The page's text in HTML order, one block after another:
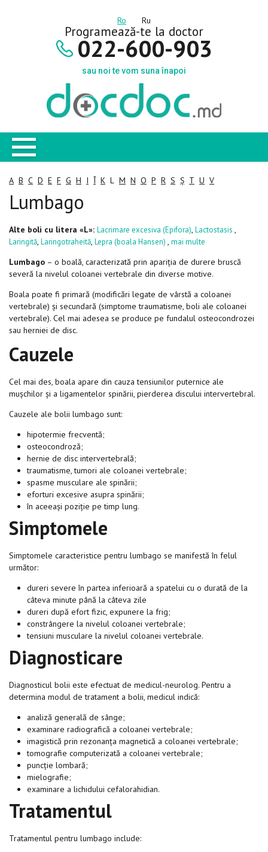
Ro Ru
Programează-te la doctor
022-600-903
sau noi te vom suna înapoi
A B C D E F G H I Î K L M N O P R S Ș T U V
Lumbago
Alte boli cu litera «L»: Lacrimare excesiva (Epifora), Lactostasis ,
Laringită, Laringotraheită, Lepra (boala Hansen) , mai multe
Lumbago – o boală, caracterizată prin apariția de durere bruscă
severă la nivelul coloanei vertebrale din diverse motive.
Boala poate fi primară (modificări legate de vârstă a coloanei
vertebrale) și secundară (simptome traumatisme, boli ale coloanei
vertebrale). Cel mai adesea se produce pe fundalul osteocondrozei
sau herniei de disc.
Cauzele
Cel mai des, boala apare din cauza tensiunilor puternice ale
mușchilor și a ligamentelor spinării, pierderea discului intervertebral.
Cauzele ale bolii lumbago sunt:
hipotermie frecventă;
osteocondroză;
hernie de disc intervertebrală;
traumatisme, tumori ale coloanei vertebrale;
spasme musculare ale spinării;
eforturi excesive asupra spinării;
în aceeași poziție pe timp lung.
Simptomele
Simptomele caracteristice pentru lumbago se manifestă în felul
următor:
dureri severe în partea inferioară a spatelui cu o durată de la
câteva minute până la câteva zile
dureri după efort fizic, expunere la frig;
constrângere la nivelul coloanei vertebrale;
tensiuni musculare la nivelul coloanei vertebrale.
Diagnosticare
Diagnosticul bolii este efectuat de medicul-neurolog. Pentru a
determina modul de tratament a bolii, medicul indică:
analiză generală de sânge;
examinare radiografică a coloanei vertebrale;
imagistică prin rezonanța magnetică a coloanei vertebrale;
tomografie computerizată a coloanei vertebrale;
puncție lombară;
mielografie;
examinare a lichidului cefalorahidian.
Tratamentul
Tratamentul pentru lumbago include: